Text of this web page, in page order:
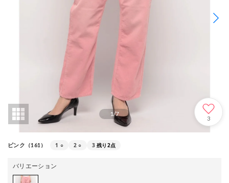
1/7
3
ピンク（161） 1 ○ 2 ○ 3 残り2点
バリエーション